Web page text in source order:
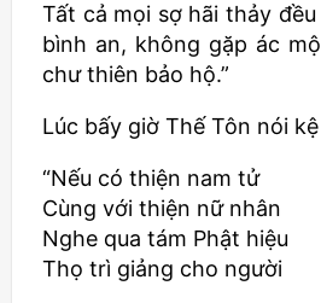
Tất cả mọi sợ hãi thảy
bình an, không gặp ác
chư thiên bảo hộ.”
Lúc bấy giờ Thế Tôn nói
“Nếu có thiện nam tử
Cùng với thiện nữ nhân
Nghe qua tám Phật hiệu
Thọ trì giảng cho người